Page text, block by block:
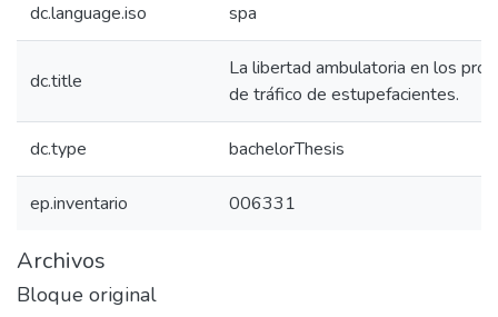
dc.language.iso spa
dc.title
La libertad ambulatoria en los
de tráfico de estupefacientes.
dc.type bachelorThesis
ep.inventario 006331
Archivos
Bloque original